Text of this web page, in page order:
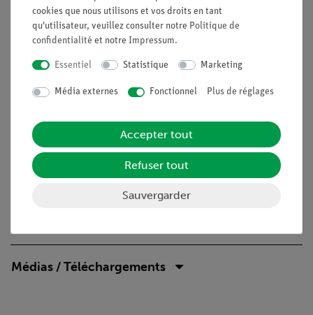
nécessaires à la réalisation des expériences. La boîte solide
et empilable est équipée d'un insert en
permet de vérifier rapidement s'ils sont
Expériences
Contenu de livraison
Médias / Téléchargements
cookies que nous utilisons et vos droits en tant
qu'utilisateur, veuillez consulter notre Politique de
confidentialité et notre Impressum.
Essentiel Statistique Marketing
Média externes Fonctionnel Plus de réglages
Accepter tout
Refuser tout
Sauvergarder